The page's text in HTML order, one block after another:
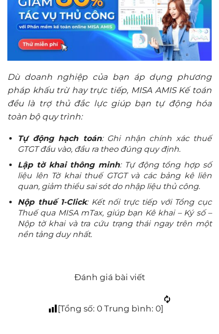
Dù doanh nghiệp của bạn áp dụng phương
pháp khấu trừ hay trực tiếp, MISA AMIS Kế toán
đều là trợ thủ đắc lực giúp bạn tự động hóa
toàn bộ quy trình:
Tự động hạch toán: Ghi nhận chính xác thuế
GTGT đầu vào, đầu ra theo đúng quy định.
Lập tờ khai thông minh: Tự động tổng hợp số
liệu lên Tờ khai thuế GTGT và các bảng kê liên
quan, giảm thiểu sai sót do nhập liệu thủ công.
Nộp thuế 1-Click: Kết nối trực tiếp với Tổng cục
Thuế qua MISA mTax, giúp bạn Kê khai – Ký số –
Nộp tờ khai và tra cứu trạng thái ngay trên một
nền tảng duy nhất.
Đánh giá bài viết
[Tổng số: 0 Trung bình: 0]